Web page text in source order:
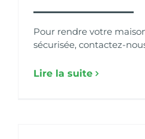
Pour rendre votre
sécurisée, contactez-
Lire la suite